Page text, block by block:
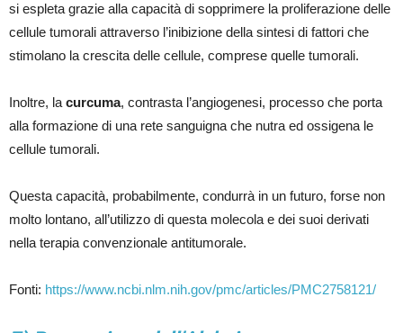
si espleta grazie alla capacità di sopprimere la proliferazione delle
cellule tumorali attraverso l’inibizione della sintesi di fattori che
stimolano la crescita delle cellule, comprese quelle tumorali.
Inoltre, la curcuma, contrasta l’angiogenesi, processo che porta
alla formazione di una rete sanguigna che nutra ed ossigena le
cellule tumorali.
Questa capacità, probabilmente, condurrà in un futuro, forse non
molto lontano, all’utilizzo di questa molecola e dei suoi derivati
nella terapia convenzionale antitumorale.
Fonti: https://www.ncbi.nlm.nih.gov/pmc/articles/PMC2758121/